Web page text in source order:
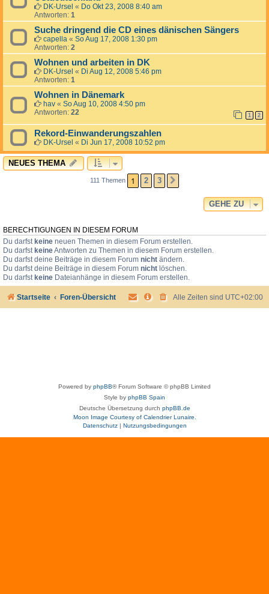
DK-Ursel « Do Okt 23, 2008 8:40 am
Antworten: 1
Suche dringend die CD eines dänischen Sängers
capella « So Aug 17, 2008 1:30 pm
Antworten: 2
Wohnen und arbeiten in DK
DK-Ursel « Di Aug 12, 2008 5:46 pm
Antworten: 1
Wohnen in Dänemark
hav « So Aug 10, 2008 4:50 pm
Antworten: 22 1 2
Rekord-Einwanderungszahlen
DK-Ursel « Di Jun 17, 2008 10:52 pm
NEUES THEMA
111 Themen 1 2 3
GEHE ZU
BERECHTIGUNGEN IN DIESEM FORUM
Du darfst keine neuen Themen in diesem Forum erstellen.
Du darfst keineAntworten zu Themen in diesem Forum erstellen.
Du darfst deine Beiträge in diesem Forum nicht ändern.
Du darfst deine Beiträge in diesem Forum nicht löschen.
Du darfst keine Dateianhänge in diesem Forum erstellen.
Startseite Foren-Übersicht Alle Zeiten sind UTC+02:00
Powered by phpBB® Forum Software © phpBB Limited
Style by phpBB Spain
Deutsche Übersetzung durch phpBB.de
Moon Image Courtesy of Calendrier Lunaire.
Datenschutz| Nutzungsbedingungen